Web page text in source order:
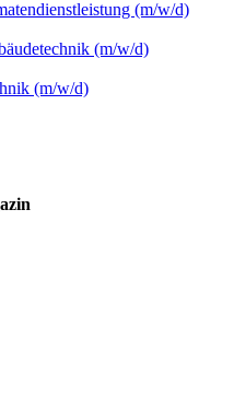
(m/w/d)
(m/w/d)
(m/w/d)